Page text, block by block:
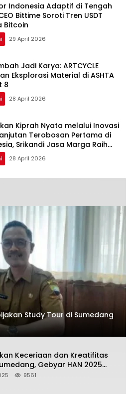
Indonesia Adaptif di Tengah
Bittime Soroti Tren USDT
Bitcoin
29 April 2026
Jadi Karya: ARTCYCLE
Eksplorasi Material di ASHTA
8
28 April 2026
Kiprah Nyata melalui Inovasi
Terobosan Pertama di
Srikandi Jasa Marga Raih
Kartini Infrastruktur 2026
28 April 2026
Study Tour di Sumedang
Keceriaan dan Kreatifitas
Gebyar HAN 2025
Bupati dan Wabup
9561